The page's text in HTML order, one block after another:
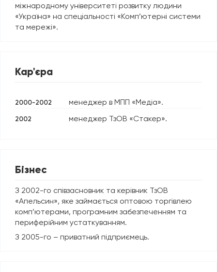
міжнародному університеті розвитку людини
«Україна» на спеціальності «Комп’ютерні системи
та мережі».
Кар'єра
2000-2002 менеджер в МПП «Медіа».
2002 менеджер ТзОВ «Стакер».
Бізнес
З 2002-го співзасновник та керівник ТзОВ
«Апельсин», яке займається оптовою торгівлею
комп’ютерами, програмним забезпеченням та
периферійним устаткуванням.
З 2005-го – приватний підприємець.